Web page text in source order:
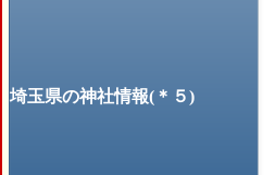
埼玉県の神社情報(＊５)